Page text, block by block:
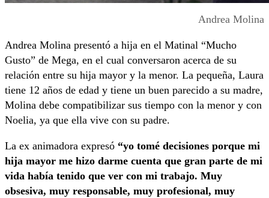
Andrea Molina
Andrea Molina presentó a hija en el Matinal “Mucho
Gusto” de Mega, en el cual conversaron acerca de su
relación entre su hija mayor y la menor. La pequeña, Laura
tiene 12 años de edad y tiene un buen parecido a su madre,
Molina debe compatibilizar sus tiempo con la menor y con
Noelia, ya que ella vive con su padre.
La ex animadora expresó “yo tomé decisiones porque mi
hija mayor me hizo darme cuenta que gran parte de mi
vida había tenido que ver con mi trabajo. Muy
obsesiva, muy responsable, muy profesional, muy